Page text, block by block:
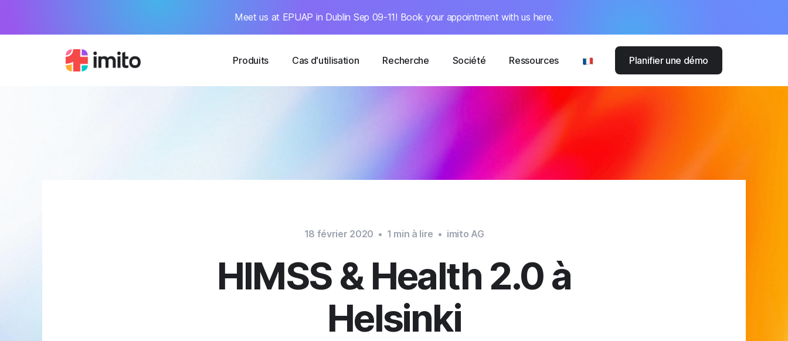
Meet us at EPUAP in Dublin Sep 09-11! Book your appointment with us here.
Produits Cas d'utilisation Recherche Société Ressources Planifier une démo
18 février 2020 • 1 min à lire • imito AG
HIMSS & Health 2.0 à
Helsinki